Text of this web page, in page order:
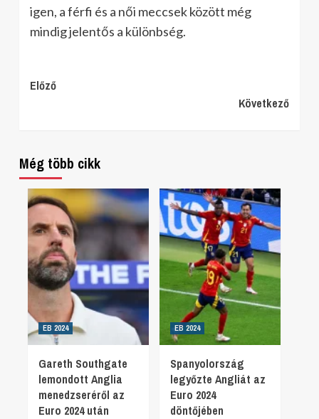
igen, a férfi és a női meccsek között még
mindig jelentős a különbség.
Continue
Előző
Következő
Még több cikk
EB 2024
Gareth Southgate
lemondott Anglia
menedzseréről az
Euro 2024 után
EB 2024
Spanyolország
legyőzte Angliát az
Euro 2024
döntőjében